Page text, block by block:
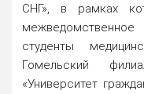
СНГ», в рамках
студенты
Гомельский
«Университет